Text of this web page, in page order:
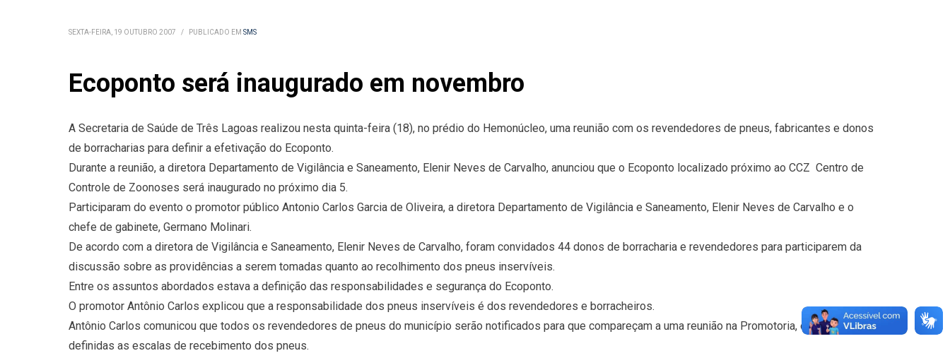
SEXTA-FEIRA, 19 OUTUBRO 2007 / PUBLICADO EM SMS
Ecoponto será inaugurado em novembro
A Secretaria de Saúde de Três Lagoas realizou nesta quinta-feira (18), no prédio do Hemonúcleo, uma reunião com os revendedores de pneus, fabricantes e donos
de borracharias para definir a efetivação do Ecoponto.
Durante a reunião, a diretora Departamento de Vigilância e Saneamento, Elenir Neves de Carvalho, anunciou que o Ecoponto localizado próximo ao CCZ  Centro de
Controle de Zoonoses será inaugurado no próximo dia 5.
Participaram do evento o promotor público Antonio Carlos Garcia de Oliveira, a diretora Departamento de Vigilância e Saneamento, Elenir Neves de Carvalho e o
chefe de gabinete, Germano Molinari.
De acordo com a diretora de Vigilância e Saneamento, Elenir Neves de Carvalho, foram convidados 44 donos de borracharia e revendedores para participarem da
discussão sobre as providências a serem tomadas quanto ao recolhimento dos pneus inservíveis.
Entre os assuntos abordados estava a definição das responsabilidades e segurança do Ecoponto.
O promotor Antônio Carlos explicou que a responsabilidade dos pneus inservíveis é dos revendedores e borracheiros.
Antônio Carlos comunicou que todos os revendedores de pneus do município serão notificados para que compareçam a uma reunião na Promotoria, onde serão
definidas as escalas de recebimento dos pneus.